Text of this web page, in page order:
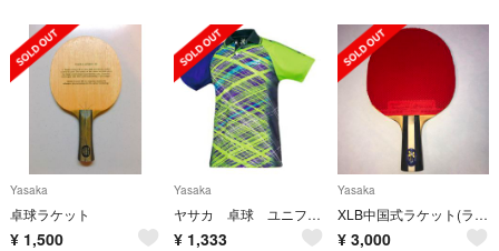
Yasaka
卓球ラケット
¥ 1,500
Yasaka
ヤサカ 卓球 ユニフォーム Oサイズ グリーン
¥ 1,333
Yasaka
XLB中国式ラケット(ラージボール用)
¥ 3,000